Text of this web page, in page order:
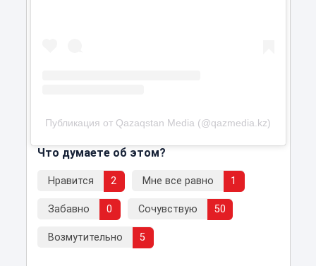
Публикация от Qazaqstan Media (@qazmedia.kz)
Что думаете об этом?
Нравится 2 Мне все равно 1
Забавно 0 Сочувствую 50
Возмутительно 5